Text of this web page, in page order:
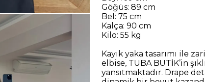
Göğüs: 89 cm
Bel: 75 cm
Kalça: 90 cm
Kilo: 55 kg
Kayık yaka tasarımı ile
elbise, TUBA BUTİK’in
yansıtmaktadır. Drape